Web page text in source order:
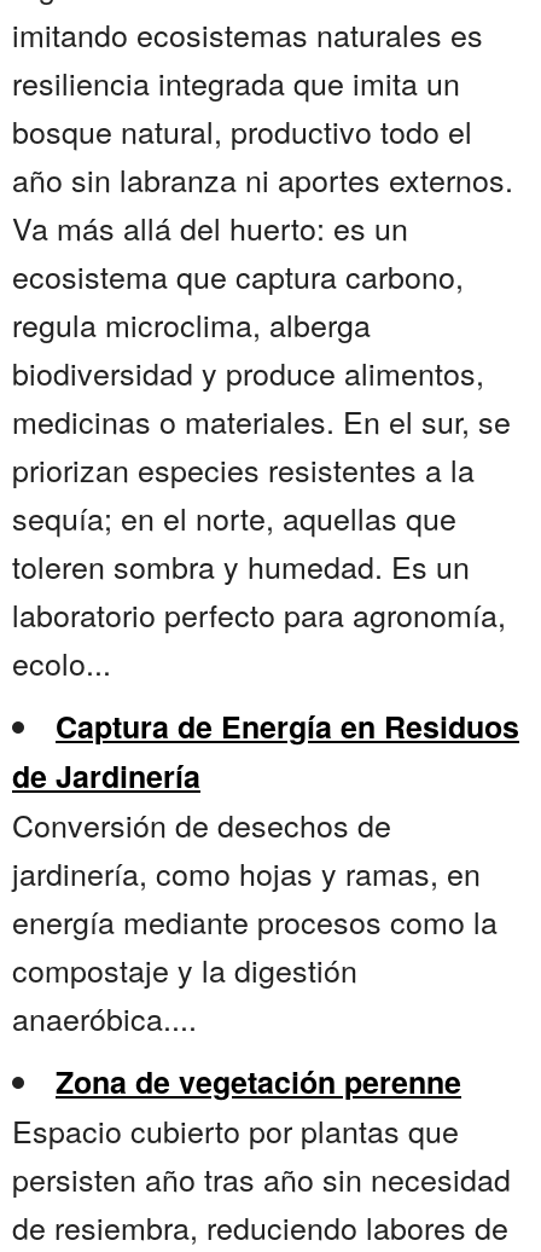
imitando ecosistemas naturales es
resiliencia integrada que imita un
bosque natural, productivo todo el
año sin labranza ni aportes externos.
Va más allá del huerto: es un
ecosistema que captura carbono,
regula microclima, alberga
biodiversidad y produce alimentos,
medicinas o materiales. En el sur, se
priorizan especies resistentes a la
sequía; en el norte, aquellas que
toleren sombra y humedad. Es un
laboratorio perfecto para agronomía,
ecolo...
Captura de Energía en Residuos
de Jardinería
Conversión de desechos de
jardinería, como hojas y ramas, en
energía mediante procesos como la
compostaje y la digestión
anaeróbica....
Zona de vegetación perenne
Espacio cubierto por plantas que
persisten año tras año sin necesidad
de resiembra, reduciendo labores de